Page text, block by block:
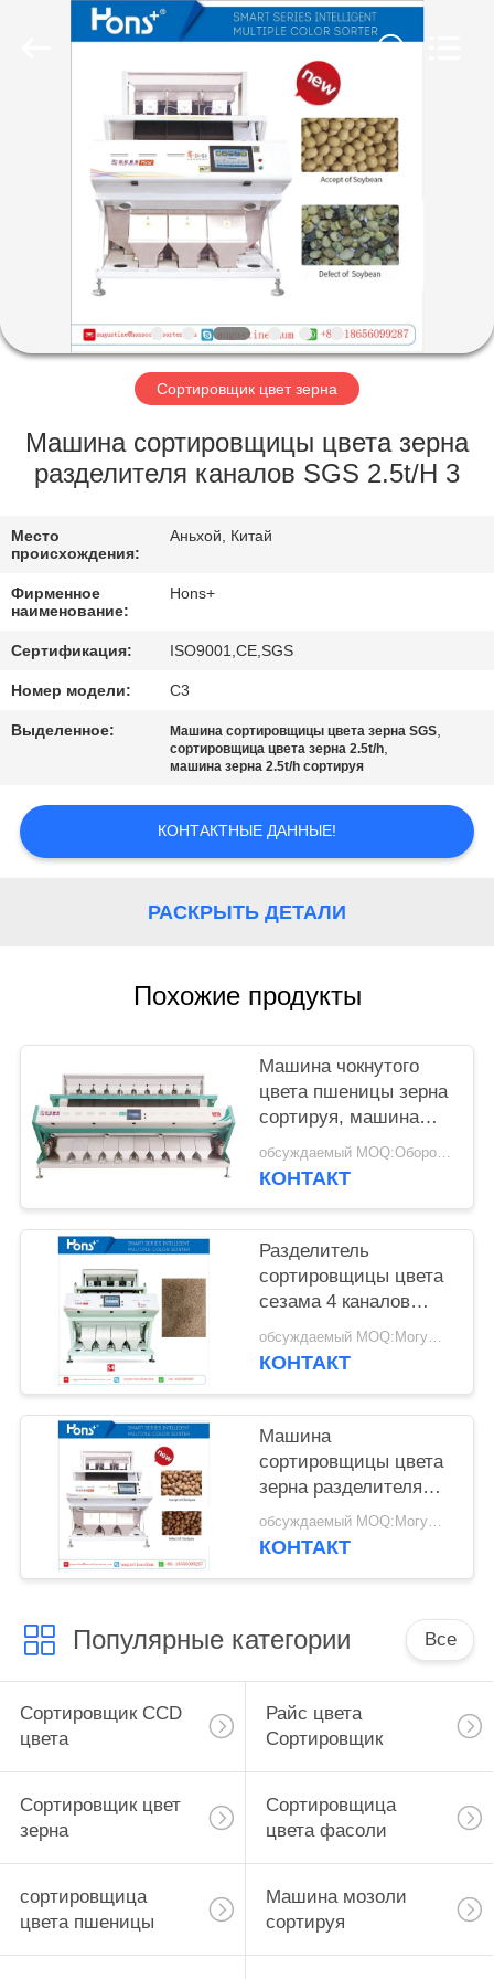
ПРОДУКТЫ
ПУТЕШЕСТВИЕ
ФАБРИКИ
ПРОВЕРКА
СВЯЖИТЕСЬ
МЫ
СПРОСИТЕ
ЦИТАТУ
САЙТА
Сортировщик цвет зерна
Машина сортировщицы цвета зерна
разделителя каналов SGS 2.5t/H 3
Место
происхождения:
Аньхой, Китай
Фирменное
наименование:
Hons+
Сертификация: ISO9001,CE,SGS
Номер модели: С3
Выделенное: Машина сортировщицы цвета зерна SGS,
сортировщица цвета зерна 2.5t/h,
машина зерна 2.5t/h сортируя
КОНТАКТНЫЕ ДАННЫЕ!
РАСКРЫТЬ ДЕТАЛИ
Похожие продукты
Машина чокнутого
цвета пшеницы зерна
сортируя, машина
разделителя цвета
миндалины
обсуждаемый MOQ:Оборотный
КОНТАКТ
Разделитель
сортировщицы цвета
сезама 4 каналов
экономический
обсуждаемый MOQ:Могущий быть предметом переговоров
КОНТАКТ
Машина
сортировщицы цвета
зерна разделителя
каналов SGS 2.5t/H 3обсуждаемый MOQ:Могущий быть предметом переговоров
КОНТАКТ
Популярные категории Все
Сортировщик CCD
цвета
Райс цвета
Сортировщик
Сортировщик цвет
зерна
Сортировщица
цвета фасоли
сортировщица
цвета пшеницы
Машина мозоли
сортируя